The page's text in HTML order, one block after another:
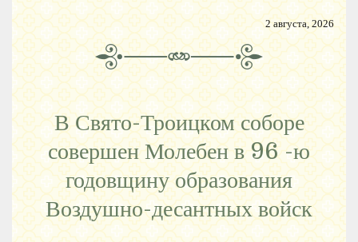
2 августа, 2026
В Свято-Троицком соборе
совершен Молебен в 96 -ю
годовщину образования
Воздушно-десантных войск